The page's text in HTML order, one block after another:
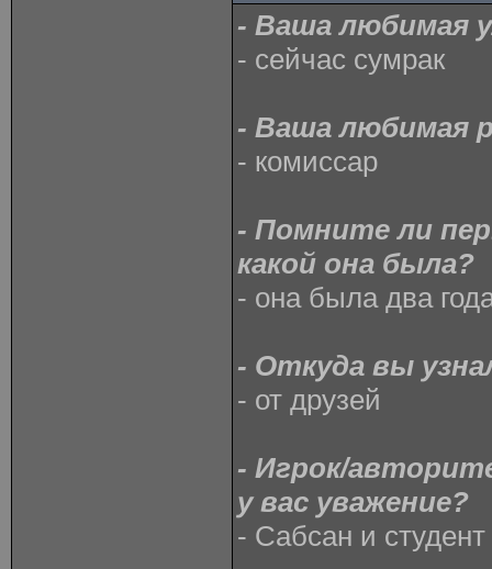
- Ваша любимая
- сейчас сумрак
- Ваша любимая
- комиссар
- Помните ли
какой она была?
- она была два
- Откуда вы
- от друзей
- Игрок/
у вас уважение?
- Сабсан и студент